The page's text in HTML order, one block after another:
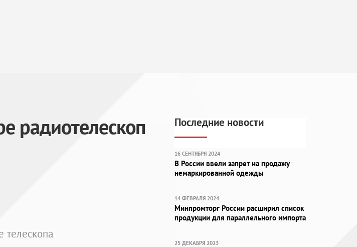
радиотелескоп
телескопа
Последние новости
16 СЕНТЯБРЯ 2024
В России ввели запрет на продажу
немаркированной одежды
14 ФЕВРАЛЯ 2024
Минпромторг России расширил список
продукции для параллельного импорта
25 ДЕКАБРЯ 2023